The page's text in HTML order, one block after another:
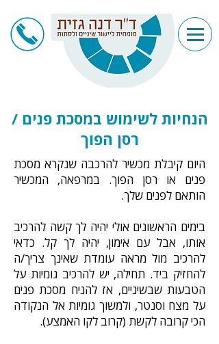
הנחיות לשימוש במסכת פנים /
רסן הפוך
היום קיבלת מכשיר להרכבה שנקרא מסכת
פנים או רסן הפוך. במרפאה, המכשיר
הותאם לפנים שלך.
בימים הראשונים אולי יהיה לך קשה להרכיב
אותו, אבל עם אימון, יהיה לך קל. כדאי
להרכיב מול מראה עומדת שאינך צריך/ה
להחזיק ביד. תחילה, יש להרכיב גומיות על
הטבעות שבשיניים, אז להניח מסכת פנים
על מצח וסנטר, ולמשוך גומיות אל הנקודה
הכי קרובה לקשת (קרוב לקו האמצע).